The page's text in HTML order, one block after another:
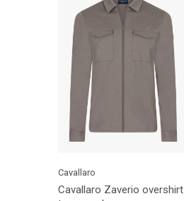
Cavallaro
Cavallaro Zaverio overshirt